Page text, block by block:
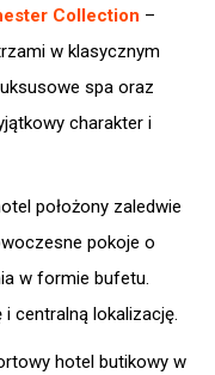
Collection –
w klasycznym
spa oraz
charakter i
położony zaledwie
pokoje o
w formie bufetu.
centralną lokalizację.
hotel butikowy w